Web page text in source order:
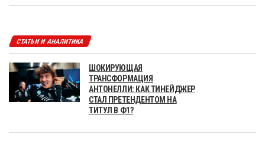
СТАТЬИ И АНАЛИТИКА
ШОКИРУЮЩАЯ
ТРАНСФОРМАЦИЯ
АНТОНЕЛЛИ: КАК ТИНЕЙДЖЕР
СТАЛ ПРЕТЕНДЕНТОМ НА
ТИТУЛ В Ф1?